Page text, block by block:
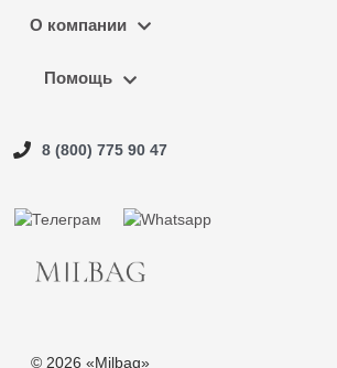
О компании
Помощь
8 (800) 775 90 47
© 2026 «Milbag»